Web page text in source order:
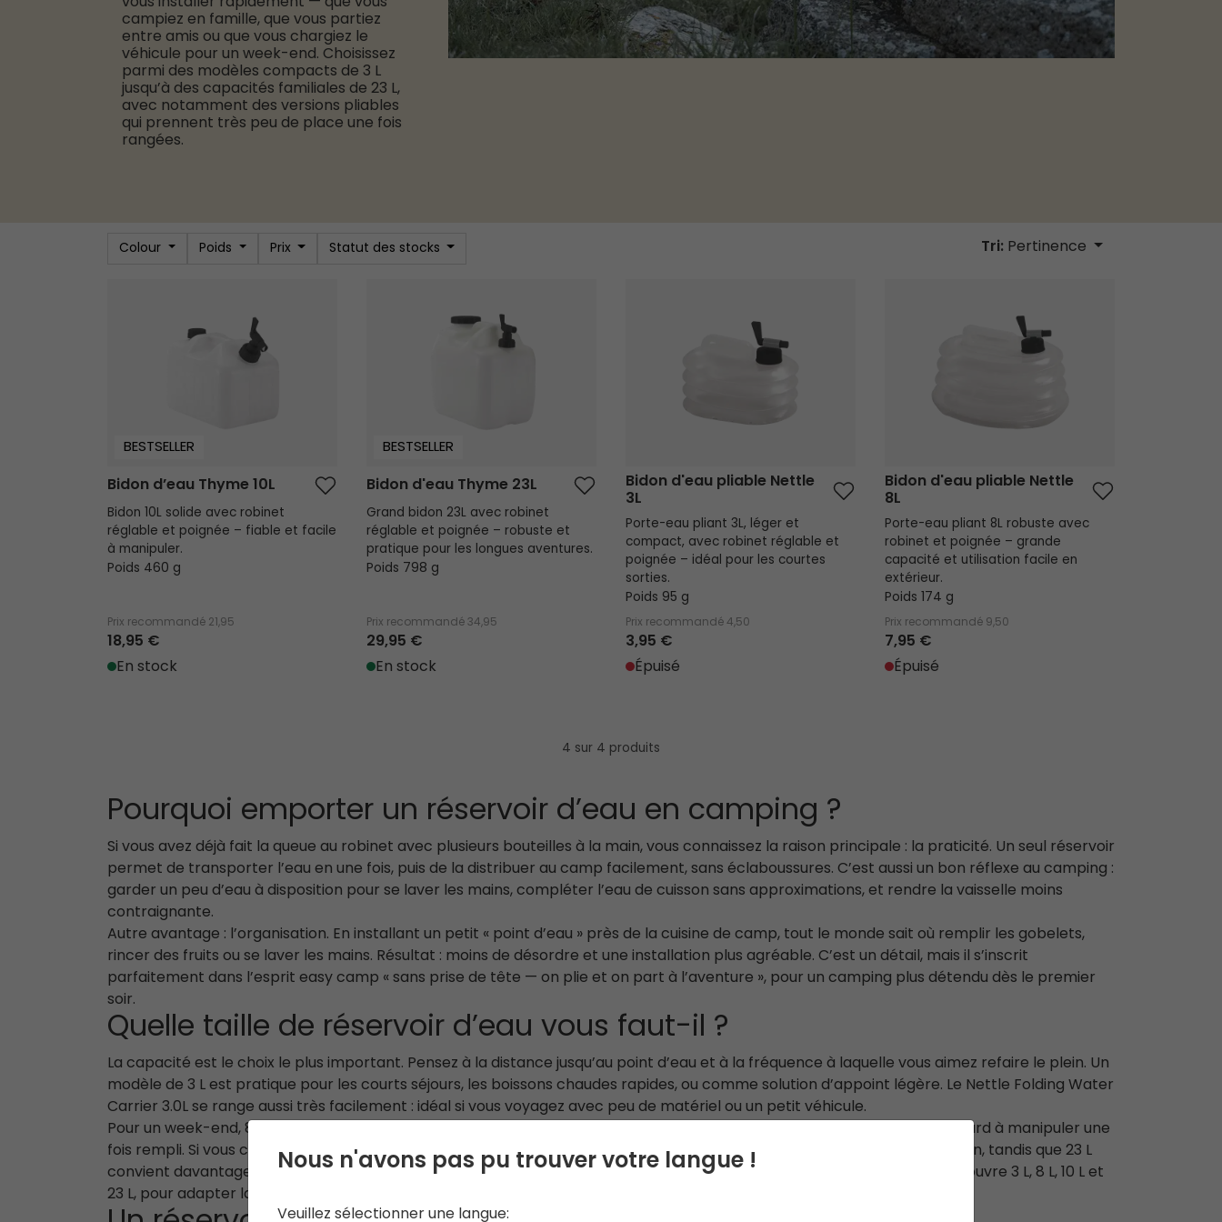
campiez en famille, que vous partiez
entre amis ou que vous chargiez le
véhicule pour un week-end. Choisissez
parmi des modèles compacts de 3 L
jusqu’à des capacités familiales de 23 L,
avec notamment des versions pliables
qui prennent très peu de place une fois
rangées.
Colour Poids Prix Statut des stocks Tri: Pertinence
BESTSELLER
Bidon d’eau Thyme 10L
Bidon 10L solide avec robinet
réglable et poignée – fiable et facile
à manipuler.
Poids 460 g
Prix recommandé 21,95
18,95 €
En stock
BESTSELLER
Bidon d'eau Thyme 23L
Grand bidon 23L avec robinet
réglable et poignée – robuste et
pratique pour les longues aventures.
Poids 798 g
Prix recommandé 34,95
29,95 €
En stock
Bidon d'eau pliable Nettle
3L
Porte-eau pliant 3L, léger et
compact, avec robinet réglable et
poignée – idéal pour les courtes
sorties.
Poids 95 g
Prix recommandé4,50
3,95 €
Épuisé
Bidon d'eau pliable Nettle
8L
Porte-eau pliant 8L robuste avec
robinet et poignée – grande
capacité et utilisation facile en
extérieur.
Poids 174 g
Prix recommandé 9,50
7,95 €
Épuisé
4 sur 4 produits
Pourquoi emporter un réservoir d’eau en camping ?
Si vous avez déjà fait la queue au robinet avec plusieurs bouteilles à la main, vous connaissez la raison principale : la praticité. Un seul réservoir
permet de transporter l’eau en une fois, puis de la distribuer au camp facilement, sans éclaboussures. C’est aussi un bon réflexe au camping :
garder un peu d’eau à disposition pour se laver les mains, compléter l’eau de cuisson sans approximations, et rendre la vaisselle moins
contraignante.
Autre avantage : l’organisation. En installant un petit « point d’eau » près de la cuisine de camp, tout le monde sait où remplir les gobelets,
rincer des fruits ou se laver les mains. Résultat : moins de désordre et une installation plus agréable. C’est un détail, mais il s’inscrit
parfaitement dans l’esprit easy camp « sans prise de tête — on plie et on part à l’aventure », pour un camping plus détendu dès le premier
soir.
Quelle taille de réservoir d’eau vous faut-il ?
La capacité est le choix le plus important. Pensez à la distance jusqu’au point d’eau et à la fréquence à laquelle vous aimez refaire le plein. Un
modèle de 3 L est pratique pour les courts séjours, les boissons chaudes rapides, ou comme solution d’appoint légère. Le Nettle Folding Water
Carrier 3.0L se range aussi très facilement : idéal si vous voyagez avec peu de matériel ou un petit véhicule.
Pour un week-end, 8 L offre souvent un bon équilibre : assez pour cuisiner et faire un peu de vaisselle, sans devenir trop lourd à manipuler une
fois rempli. Si vous cherchez une option plus stable à laisser près de la table, 10 L est une capacité confortable au quotidien, tandis que 23 L
convient davantage aux familles ou aux séjours plus longs, quand vous préférez limiter les allers-retours. Notre gamme couvre 3 L, 8 L, 10 L et
23 L, pour adapter la capacité à votre façon de camper.
Nous n'avons pas pu trouver votre langue !
Veuillez sélectionner une langue: